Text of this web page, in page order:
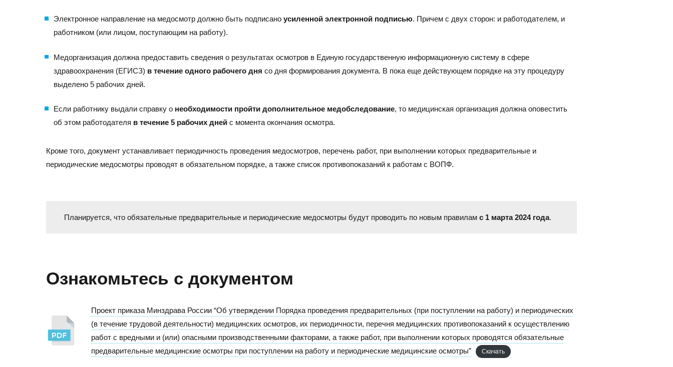
График работы:
Пн – Пт: с 9 до 18
eco_srt@srg-eco.ru
Сб – Вс: выходные
График работы:
Электронное направление на медосмотр должно быть подписано усиленной электронной подписью. Причем с двух сторон: и работодателем, и
работником (или лицом, поступающим на работу).
Медорганизация должна предоставить сведения о результатах осмотров в Единую государственную информационную систему в сфере
здравоохранения (ЕГИСЗ) в течение одного рабочего дня со дня формирования документа. В пока еще действующем порядке на эту процедуру
выделено 5 рабочих дней.
Если работнику выдали справку о необходимости пройти дополнительное медобследование, то медицинская организация должна оповестить
об этом работодателя в течение 5 рабочих дней с момента окончания осмотра.
Кроме того, документ устанавливает периодичность проведения медосмотров, перечень работ, при выполнении которых предварительные и
периодические медосмотры проводят в обязательном порядке, а также список противопоказаний к работам с ВОПФ.
Планируется, что обязательные предварительные и периодические медосмотры будут проводить по новым правилам с 1 марта 2024 года.
Ознакомьтесь с документом
Проект приказа Минздрава России “Об утверждении Порядка проведения предварительных (при поступлении на работу) и периодических
(в течение трудовой деятельности) медицинских осмотров, их периодичности, перечня медицинских противопоказаний к осуществлению
работ с вредными и (или) опасными производственными факторами, а также работ, при выполнении которых проводятся обязательные
предварительные медицинские осмотры при поступлении на работу и периодические медицинские осмотры”
Скачать